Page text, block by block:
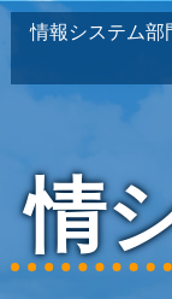
情報システム部
情